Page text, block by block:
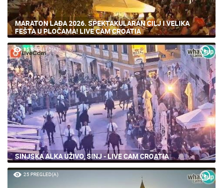
MARATON LAĐA 2026. SPEKTAKULARAN CILJ I VELIKA
FEŠTA U PLOČAMA! LIVE CAM CROATIA
85 PREGLED(A)
SINJSKA ALKA UŽIVO, SINJ - LIVE CAM CROATIA
25 PREGLED(A)